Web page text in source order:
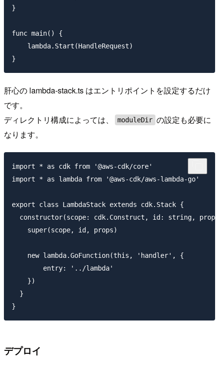
}
func main() {
    lambda.Start(HandleRequest)
肝心の lambda-stack.ts はエントリポイントを設定するだけ
です。
ディレクトリ構成によっては、
moduleDir の設定も必要に
なります。
import * as cdk from '@aws-cdk/core'
import * as lambda from '@aws-cdk/aws-lambda-go'
export class LambdaStack extends cdk.Stack {
constructor(scope: cdk.Construct, id: string,
    super(scope, id, props)
    new lambda.GoFunction(this, 'handler', {
        entry: '../lambda'
    })
  }
デプロイ